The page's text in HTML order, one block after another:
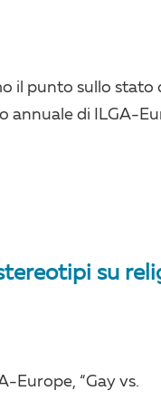
il punto sullo stato
annuale di ILGA-
su
Europe, “Gay vs.